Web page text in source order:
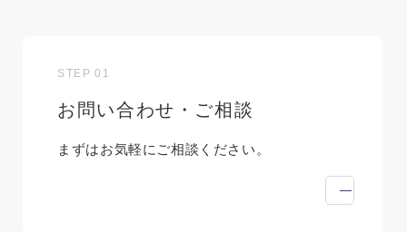
STEP 01
お問い合わせ・ご相談
まずはお気軽にご相談ください。